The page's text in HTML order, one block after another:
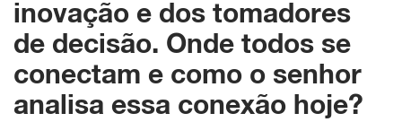
inovação e dos tomadores
de decisão. Onde todos se
conectam e como o senhor
analisa essa conexão hoje?